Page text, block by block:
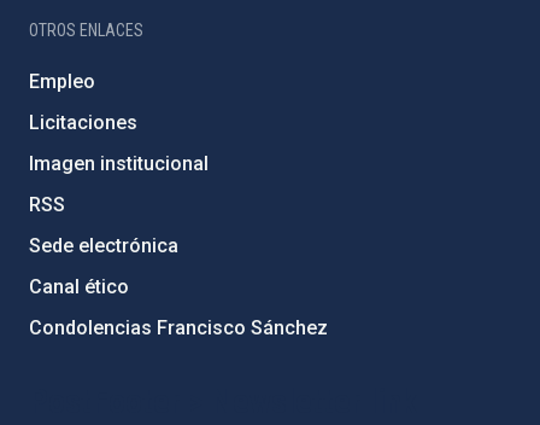
OTROS ENLACES
Empleo
Licitaciones
Imagen institucional
RSS
Sede electrónica
Canal ético
Condolencias Francisco Sánchez